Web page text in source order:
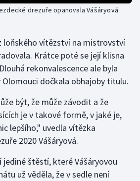
drezuře opanovala Vášáryová
loňského vítězství na mistrovství
Krátce poté se její klisna
rekonvalescence ale byla
Olomouci dočkala obhajoby titulu.
být, že může závodit a že
je v takové formě, v jaké je,
lepšího," uvedla vítězka
2020 Vášáryová.
jediné štěstí, které Vášáryovou
už věděla, že v sedle není